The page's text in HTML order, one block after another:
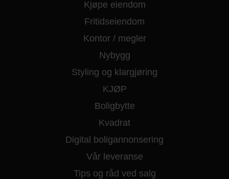
Kjøpe eiendom
Fritidseiendom
Kontor / megler
Nybygg
Styling og klargjøring
KJØP
Boligbytte
Kvadrat
Digital boligannonsering
Vår leveranse
Tips og råd ved salg